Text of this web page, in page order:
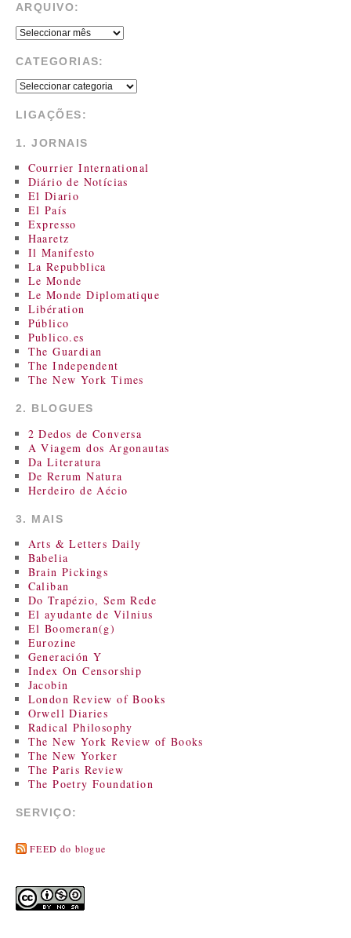
ARQUIVO:
CATEGORIAS:
LIGAÇÕES:
1. JORNAIS
Courrier International
Diário de Notícias
El Diario
El País
Expresso
Haaretz
Il Manifesto
La Repubblica
Le Monde
Le Monde Diplomatique
Libération
Público
Publico.es
The Guardian
The Independent
The New York Times
2. BLOGUES
2 Dedos de Conversa
A Viagem dos Argonautas
Da Literatura
De Rerum Natura
Herdeiro de Aécio
3. MAIS
Arts & Letters Daily
Babelia
Brain Pickings
Caliban
Do Trapézio, Sem Rede
El ayudante de Vilnius
El Boomeran(g)
Eurozine
Generación Y
Index On Censorship
Jacobin
London Review of Books
Orwell Diaries
Radical Philosophy
The New York Review of Books
The New Yorker
The Paris Review
The Poetry Foundation
SERVIÇO:
FEED do blogue